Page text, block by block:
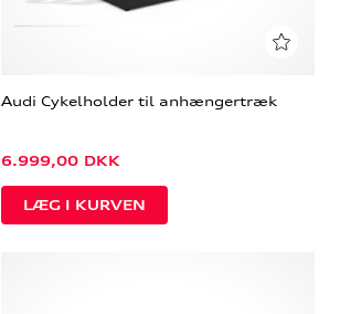
Audi Cykelholder til anhængertræk
6.999,00 DKK